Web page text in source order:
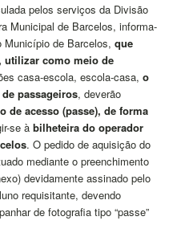
pelos serviços da Divisão
Municipal de Barcelos, informa-
de Barcelos, que
utilizar como meio de
casa-escola, escola-casa, o
passageiros, deverão
de acesso (passe), de forma
se à bilheteira do operador
. O pedido de aquisição do
mediante o preenchimento
devidamente assinado pelo
requisitante, devendo
de fotografia tipo “passe”